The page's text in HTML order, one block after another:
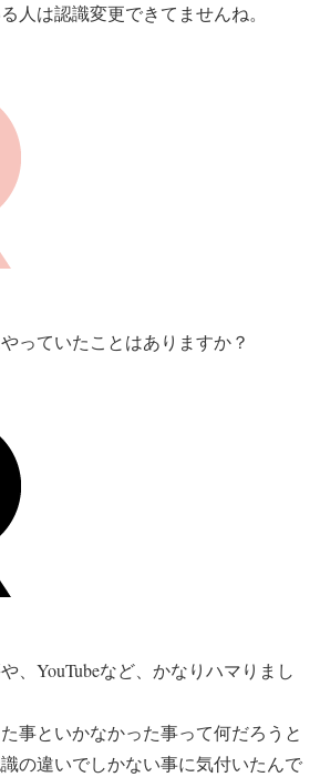
人は認識変更できてませんね。
っていたことはありますか？
、YouTubeなど、かなりハマりまし
事といかなかった事って何だろうと
の違いでしかない事に気付いたんで